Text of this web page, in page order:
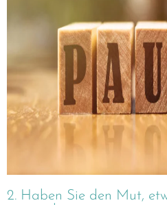
2. Haben Sie den Mut,